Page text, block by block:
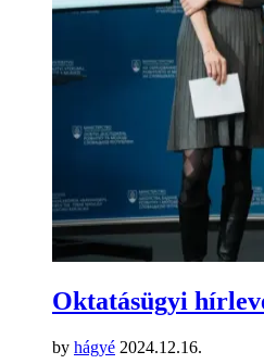
Oktatásügyi
by hágyé 2024.12.16.